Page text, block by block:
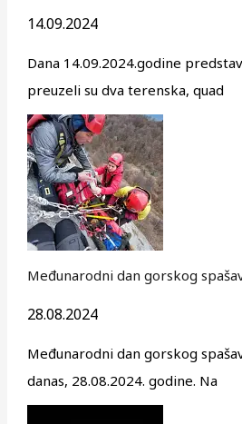
14.09.2024
Dana 14.09.2024.godine
preuzeli su dva terenska, quad
Međunarodni dan gorskog
28.08.2024
Međunarodni dan gorskog
danas, 28.08.2024. godine. Na